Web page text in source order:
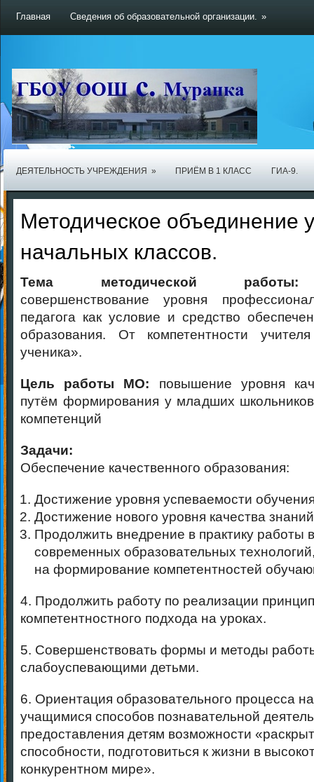
Главная Сведения об образовательной организации. »
ДЕЯТЕЛЬНОСТЬ УЧРЕЖДЕНИЯ » ПРИЁМ В 1 КЛАСС ГИА-9.
Методическое объединение
начальных классов.
Тема методической
совершенствование уровня
педагога как условие и средство
образования. От компетентности
ученика».
Цель работы МО: повышение уровня
путём формирования у младших
компетенций
Задачи:
Обеспечение качественного образования:
Достижение уровня успеваемости
Достижение нового уровня качества
Продолжить внедрение в практику работы
современных образовательных
на формирование компетентностей
4. Продолжить работу по реализации
компетентностного подхода на уроках.
5. Совершенствовать формы и методы
слабоуспевающими детьми.
6. Ориентация образовательного процесса
учащимися способов познавательной
предоставления детям возможности
способности, подготовиться к жизни в
конкурентном мире».